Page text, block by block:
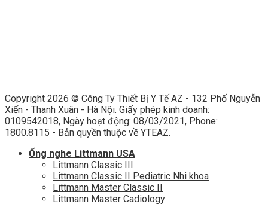
Copyright 2026 © Công Ty Thiết Bị Y Tế AZ - 132 Phố Nguyễn
Xiển - Thanh Xuân - Hà Nội. Giấy phép kinh doanh:
0109542018, Ngày hoạt động: 08/03/2021, Phone:
1800.8115 - Bản quyền thuộc về YTEAZ.
Ống nghe Littmann USA
Littmann Classic III
Littmann Classic II Pediatric Nhi khoa
Littmann Master Classic II
Littmann Master Cadiology